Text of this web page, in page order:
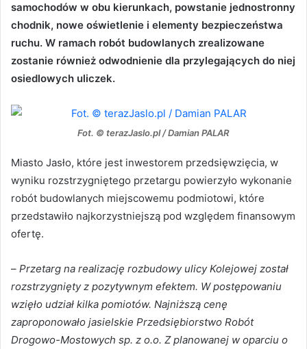
samochodów w obu kierunkach, powstanie jednostronny
chodnik, nowe oświetlenie i elementy bezpieczeństwa
ruchu. W ramach robót budowlanych zrealizowane
zostanie również odwodnienie dla przylegających do niej
osiedlowych uliczek.
Fot. © terazJaslo.pl / Damian PALAR
Miasto Jasło, które jest inwestorem przedsięwzięcia, w
wyniku rozstrzygniętego przetargu powierzyło wykonanie
robót budowlanych miejscowemu podmiotowi, które
przedstawiło najkorzystniejszą pod względem finansowym
ofertę.
– Przetarg na realizację rozbudowy ulicy Kolejowej został
rozstrzygnięty z pozytywnym efektem. W postępowaniu
wzięło udział kilka pomiotów. Najniższą cenę
zaproponowało jasielskie Przedsiębiorstwo Robót
Drogowo-Mostowych sp. z o.o. Z planowanej w oparciu o